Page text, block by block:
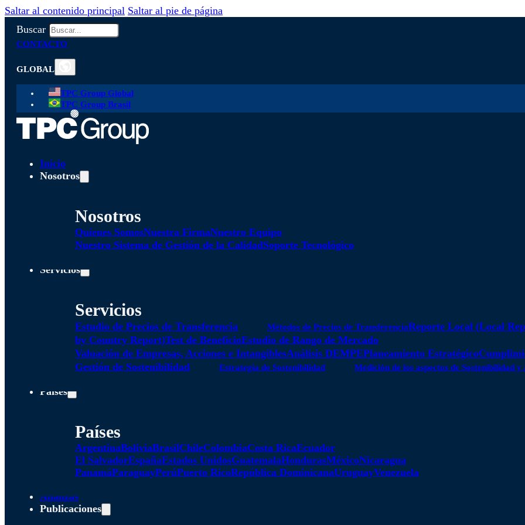
Saltar al contenido principal Saltar al pie de página
Buscar
CONTACTO
GLOBAL
TPC Group Global
TPC Group Brasil
Inicio
Nosotros
Nosotros
Quienes SomosNuestra FirmaNuestro Equipo
Nuestro Sistema de Gestión de la CalidadSoporte Tecnológico
Servicios
Servicios
Estudio de Precios de Transferencia Métodos de Precios de TransferenciaReporte Local (Local
by Country Report)Test de BeneficioEstudio de Rango de Mercado
Valuación de Empresas, Acciones e IntangiblesAnálisis DEMPEPlaneamiento Estratégico
Gestión de Sostenibilidad
Estrategia de Sostenibilidad Medición de los aspectos de Sostenibilidad y
Países
Países
ArgentinaBoliviaBrasilChileColombiaCosta RicaEcuador
El SalvadorEspañaEstados UnidosGuatemalaHondurasMéxicoNicaragua
PanamáParaguayPerúPuerto RicoRepública DominicanaUruguayVenezuela
Alianzas
Publicaciones